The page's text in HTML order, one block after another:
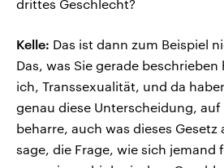
drittes Geschlecht?
Kelle: Das ist dann zum Beispiel
Das, was Sie gerade
ich, Transsexualität, und da
genau diese Unterscheidung,
beharre, auch was dieses Gesetz
sage, die Frage, wie sich